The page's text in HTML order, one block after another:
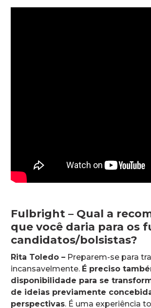
Fulbright – Qual a
que você daria para os
candidatos/bolsistas?
Rita Toledo – Preparem-se para
incansavelmente. É preciso
disponibilidade para se
de ideias previamente
perspectivas. É uma experiência